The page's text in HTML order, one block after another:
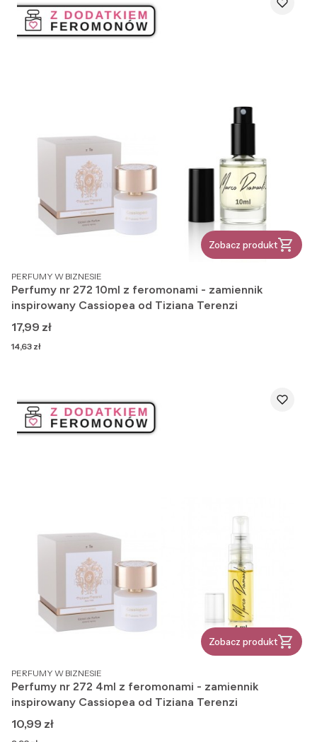
Zobacz produkt
PRODUCENT
PERFUMY W BIZNESIE
Perfumy nr 272 10ml z feromonami - zamiennik
inspirowany Cassiopea od Tiziana Terenzi
Cena
17,99 zł
Cena
14,63 zł
Zobacz produkt
PRODUCENT
PERFUMY W BIZNESIE
Perfumy nr 272 4ml z feromonami - zamiennik
inspirowany Cassiopea od Tiziana Terenzi
Cena
10,99 zł